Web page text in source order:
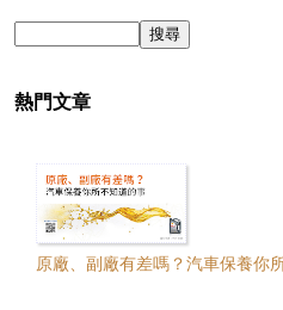
熱門文章
原廠、副廠有差嗎？汽車保養你